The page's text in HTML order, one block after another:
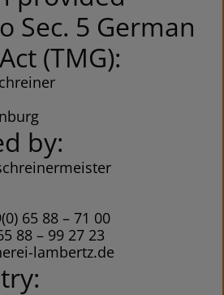
Sec. 5 German
(TMG):
by:
65 88 – 71 00
88 – 99 27 23
lambertz.de